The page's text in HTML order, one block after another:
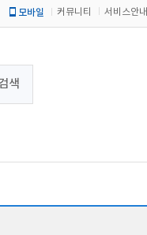
모바일 커뮤니티 서비스안내
색